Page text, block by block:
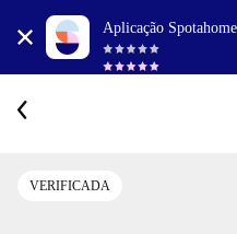
Aplicação Spotahome
VERIFICADA